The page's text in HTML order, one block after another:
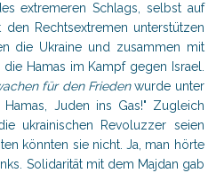
extremeren Schlags, selbst auf
Rechtsextremen unterstützen
die Ukraine und zusammen mit
Hamas im Kampf gegen Israel.
für den Friedenwurde unter
Juden ins Gas!" Zugleich
ukrainischen Revoluzzer seien
könnten sie nicht. Ja, man hörte
Solidarität mit dem Majdan gab